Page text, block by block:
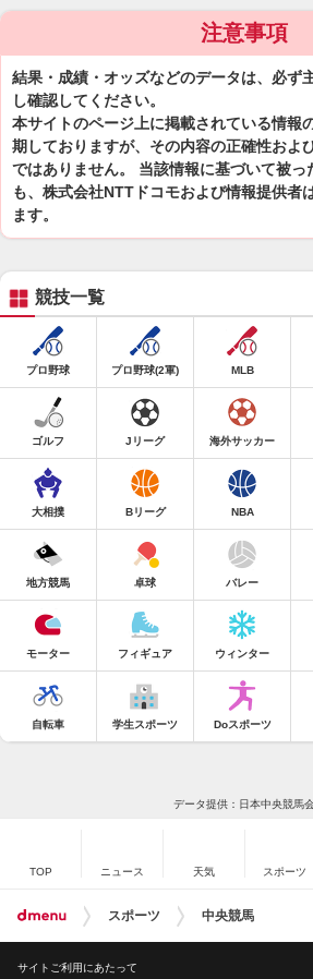
注意事項
結果・成績・オッズなどのデータは、必ず
し確認してください。
本サイトのページ上に掲載されている情報
期しておりますが、その内容の正確性およ
ではありません。 当該情報に基づいて被っ
も、株式会社NTTドコモおよび情報提供者
ます。
競技一覧
プロ野球 プロ野球(2軍) MLB
ゴルフ Jリーグ 海外サッカー
大相撲 Bリーグ NBA
地方競馬 卓球 バレー
モーター フィギュア ウィンター
自転車 学生スポーツ Doスポーツ
データ提供：日本中央競馬
TOP ニュース 天気 スポーツ
スポーツ 中央競馬
サイトご利用にあたって